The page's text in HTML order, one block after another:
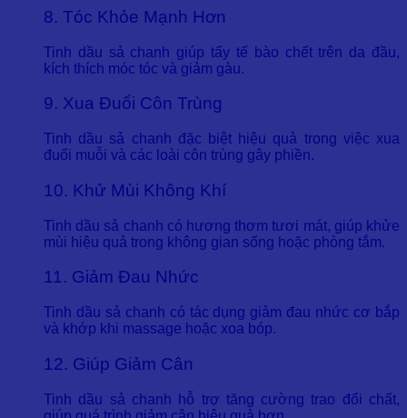
8. Tóc Khỏe Mạnh Hơn
Tinh dầu sả chanh giúp tẩy tế bào chết trên da đầu,
kích thích móc tóc và giảm gàu.
9. Xua Đuổi Côn Trùng
Tinh dầu sả chanh đặc biệt hiệu quả trong việc xua
đuổi muỗi và các loài côn trùng gây phiền.
10. Khử Mùi Không Khí
Tinh dầu sả chanh có hương thơm tươi mát, giúp khửe
mùi hiệu quả trong không gian sống hoặc phòng tắm.
11. Giảm Đau Nhức
Tinh dầu sả chanh có tác dụng giảm đau nhức cơ bắp
và khớp khi massage hoặc xoa bóp.
12. Giúp Giảm Cân
Tinh dầu sả chanh hỗ trợ tăng cường trao đổi chất,